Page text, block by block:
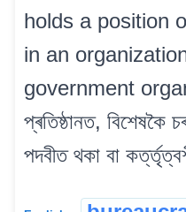
holds a position
in an
government
প্ৰতিষ্ঠানত, বিশেষকৈ
পদবীত থকা বা